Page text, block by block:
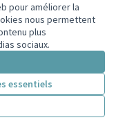
pour améliorer la
nous permettent
plus
sociaux.
essentiels
Licence
(Lien